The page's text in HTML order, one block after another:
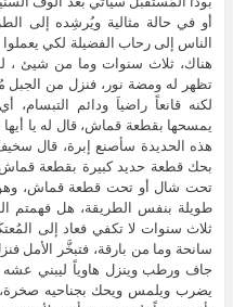
أو في حالة مثالية ويُرشِده إلى
الناس إلى رحاب الفضيلة لكي
هناك، ثلاث سنوات وما من شيئ
تظهر له ومضة نور، فنزل من الجبل
لكنه قانعاً راضياَ ودائم
يمسحها بقطعة قماش، قال له يا
هذه الحديدة سأصنع إبرة، قال
بحك قطعة حديد كبيرة بقطعة
تحت شال أو تحت قطعة قماش، وهو
طويلة بنفس الطريقة، هل فهمتم
ثلاث سنوات لا تكفي فعاد إلى
سانحة وما من بارقة، فتبخَّر الأمل
جاف ورطب وينزل هاوياً ليبني